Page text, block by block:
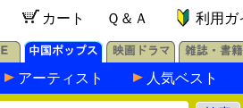
カート Ｑ＆Ａ 利用ガ
アーティスト 人気ベスト